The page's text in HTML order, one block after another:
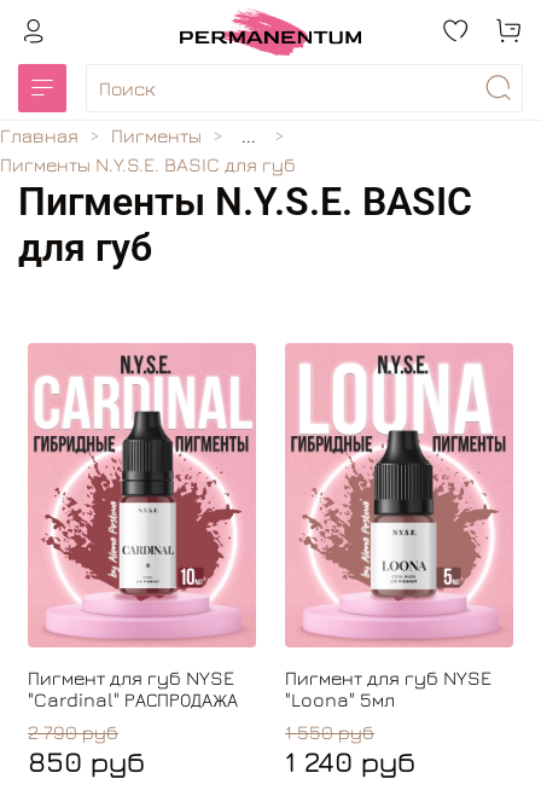
Главная Пигменты
...
Пигменты N.Y.S.E. BASIC для губ
Пигменты N.Y.S.E. BASIC
для губ
Пигмент для губ NYSE
"Cardinal" РАСПРОДАЖА
2 790 руб
850 руб
Пигмент для губ NYSE
"Loona" 5мл
1 550 руб
1 240 руб